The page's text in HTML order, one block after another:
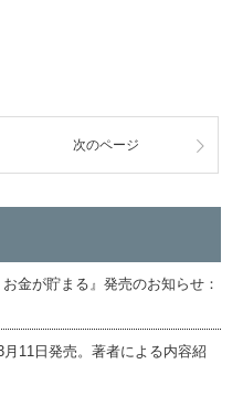
次のページ
金が貯まる』発売のお知らせ：
11日発売。著者による内容紹